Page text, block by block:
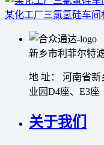
某化工厂三氯氢硅车间
新乡市利菲尔特
地 址： 河南省
业园D4座、E3座
关于我们